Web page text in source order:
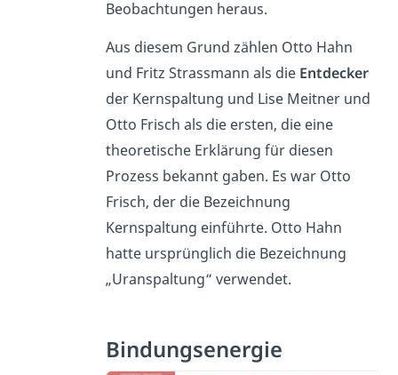
Beobachtungen heraus.
Aus diesem Grund zählen Otto Hahn
und Fritz Strassmann als die Entdecker
der Kernspaltung und Lise Meitner und
Otto Frisch als die ersten, die eine
theoretische Erklärung für diesen
Prozess bekannt gaben. Es war Otto
Frisch, der die Bezeichnung
Kernspaltung einführte. Otto Hahn
hatte ursprünglich die Bezeichnung
„Uranspaltung“ verwendet.
Bindungsenergie